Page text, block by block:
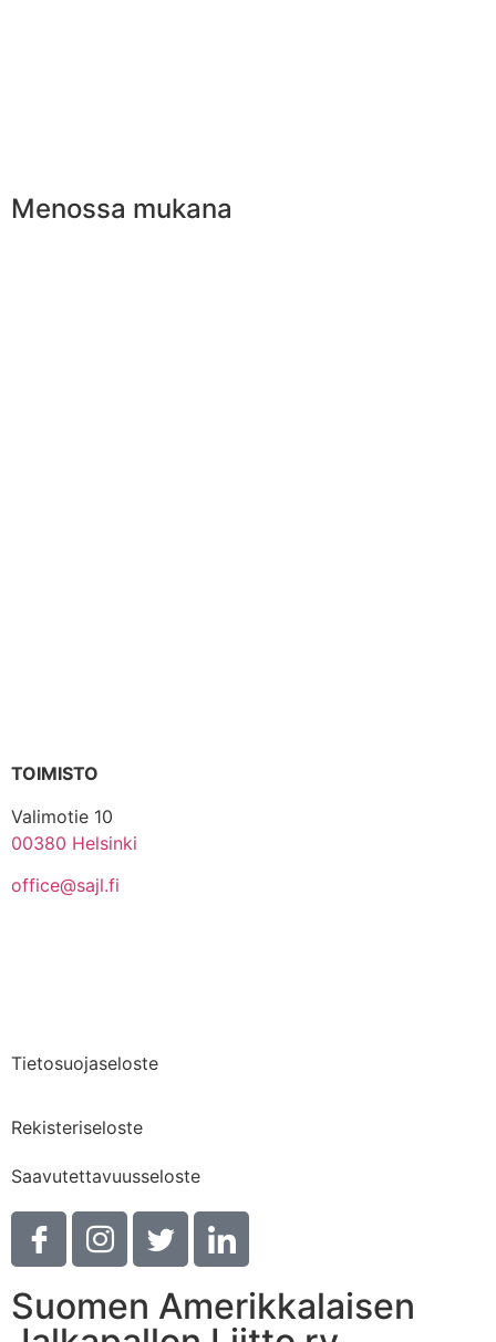
Menossa mukana
TOIMISTO
Valimotie 10
00380 Helsinki
office@sajl.fi
Tietosuojaseloste
Rekisteriseloste
Saavutettavuusseloste
Suomen Amerikkalaisen